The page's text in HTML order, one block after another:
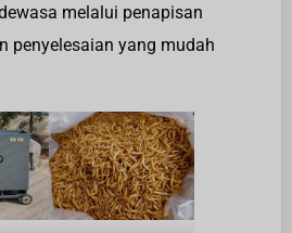
melalui penapisan
penyelesaian yang mudah